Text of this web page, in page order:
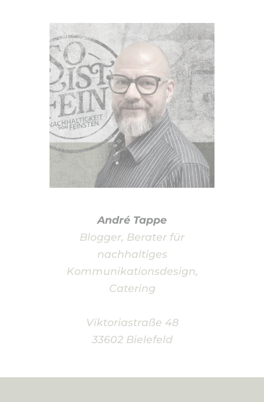
André Tappe
Blogger, Berater für
nachhaltiges
Kommunikationsdesign,
Catering
Viktoriastraße 48
33602 Bielefeld